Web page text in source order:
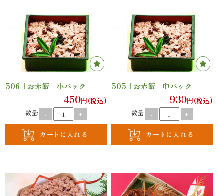
法
事・
要
お
506「お赤飯」小パック
450円(税込)
数量: - +
505「お赤飯」中パック
930円(税込)
数量: - +